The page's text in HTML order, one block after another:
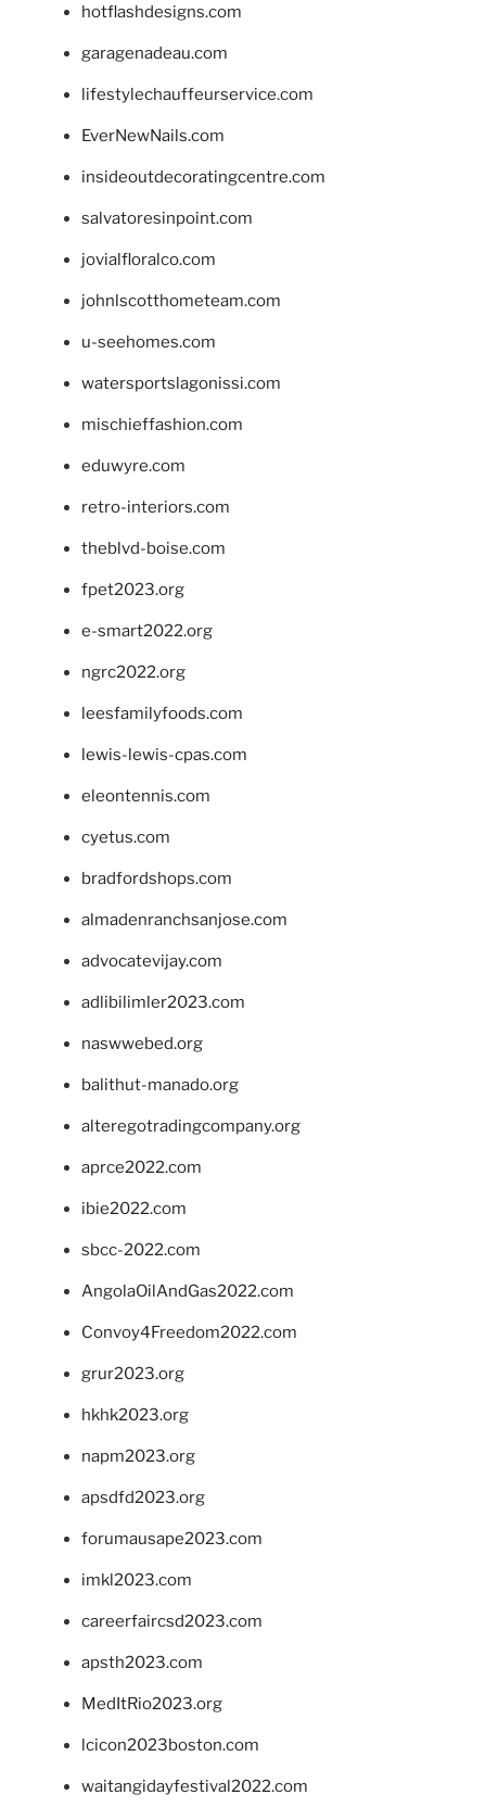
hotflashdesigns.com
garagenadeau.com
lifestylechauffeurservice.com
EverNewNails.com
insideoutdecoratingcentre.com
salvatoresinpoint.com
jovialfloralco.com
johnlscotthometeam.com
u-seehomes.com
watersportslagonissi.com
mischieffashion.com
eduwyre.com
retro-interiors.com
theblvd-boise.com
fpet2023.org
e-smart2022.org
ngrc2022.org
leesfamilyfoods.com
lewis-lewis-cpas.com
eleontennis.com
cyetus.com
bradfordshops.com
almadenranchsanjose.com
advocatevijay.com
adlibilimler2023.com
naswwebed.org
balithut-manado.org
alteregotradingcompany.org
aprce2022.com
ibie2022.com
sbcc-2022.com
AngolaOilAndGas2022.com
Convoy4Freedom2022.com
grur2023.org
hkhk2023.org
napm2023.org
apsdfd2023.org
forumausape2023.com
imkl2023.com
careerfaircsd2023.com
apsth2023.com
MedItRio2023.org
lcicon2023boston.com
waitangidayfestival2022.com